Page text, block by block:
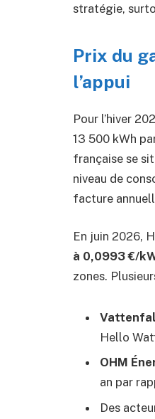
stratégie,
Prix du
l’appui
Pour l’hiver
13 500 kWh
française se
niveau de
facture
En juin 2026,
à 0,0993 €/
zones.
Hello
OHM
an par
Des